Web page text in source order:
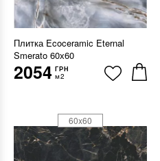
Плитка Ecoceramic Eternal
Smerato 60х60
2054 ГРН
м2
60x60